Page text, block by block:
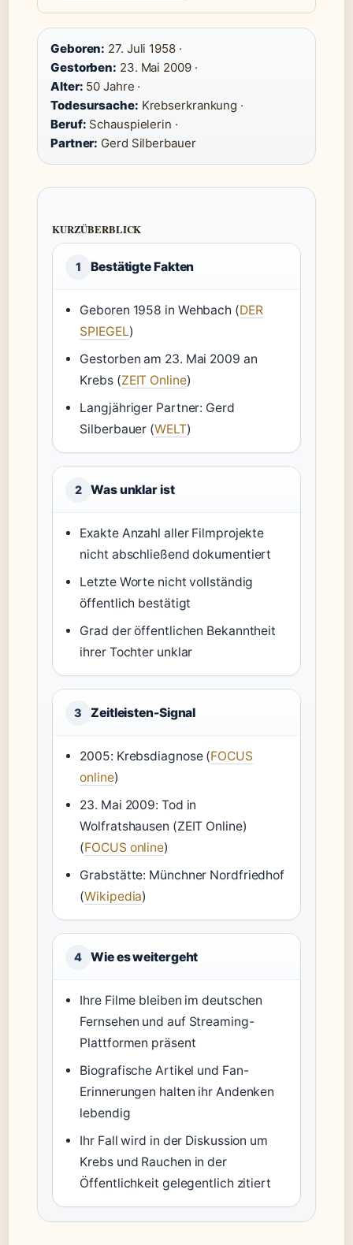
Geboren: 27. Juli 1958 ·
Gestorben: 23. Mai 2009 ·
Alter: 50 Jahre ·
Todesursache: Krebserkrankung ·
Beruf: Schauspielerin ·
Partner: Gerd Silberbauer
KURZÜBERBLICK
1 Bestätigte Fakten
Geboren 1958 in Wehbach (DER
SPIEGEL)
Gestorben am 23. Mai 2009 an
Krebs (ZEIT Online)
Langjähriger Partner: Gerd
Silberbauer (WELT)
2 Was unklar ist
Exakte Anzahl aller Filmprojekte
nicht abschließend dokumentiert
Letzte Worte nicht vollständig
öffentlich bestätigt
Grad der öffentlichen Bekanntheit
ihrer Tochter unklar
3 Zeitleisten-Signal
2005: Krebsdiagnose (FOCUS
online)
23. Mai 2009: Tod in
Wolfratshausen (ZEIT Online)
(FOCUS online)
Grabstätte: Münchner Nordfriedhof
(Wikipedia)
4 Wie es weitergeht
Ihre Filme bleiben im deutschen
Fernsehen und auf Streaming-
Plattformen präsent
Biografische Artikel und Fan-
Erinnerungen halten ihr Andenken
lebendig
Ihr Fall wird in der Diskussion um
Krebs und Rauchen in der
Öffentlichkeit gelegentlich zitiert